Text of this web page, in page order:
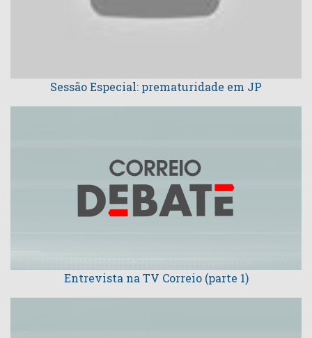
Sessão Especial: prematuridade em JP
Entrevista na TV Correio (parte 1)